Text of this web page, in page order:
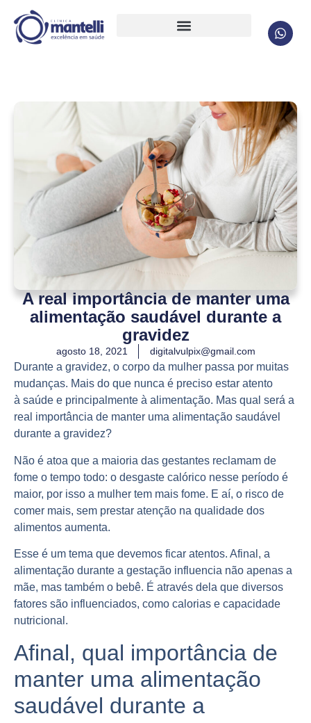
A real importância de manter uma
alimentação saudável durante a
gravidez
agosto 18, 2021 digitalvulpix@gmail.com
Durante a gravidez, o corpo da mulher passa por muitas
mudanças. Mais do que nunca é preciso estar atento
à saúde e principalmente à alimentação. Mas qual será a
real importância de manter uma alimentação saudável
durante a gravidez?
Não é atoa que a maioria das gestantes reclamam de
fome o tempo todo: o desgaste calórico nesse período é
maior, por isso a mulher tem mais fome. E aí, o risco de
comer mais, sem prestar atenção na qualidade dos
alimentos aumenta.
Esse é um tema que devemos ficar atentos. Afinal, a
alimentação durante a gestação influencia não apenas a
mãe, mas também o bebê. É através dela que diversos
fatores são influenciados, como calorias e capacidade
nutricional.
Afinal, qual importância de
manter uma alimentação
saudável durante a